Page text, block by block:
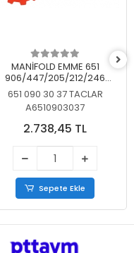
MANİFOLD EMME 651
906/447/205/212/246
KELEBEKSİZ
651 090 30 37 TACLAR
A6510903037
2.738,45 TL
Sepete Ekle